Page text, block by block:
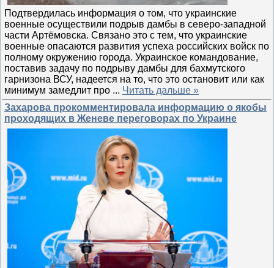
Подтвердилась информация о том, что украинские
военные осуществили подрыв дамбы в северо-западной
части Артёмовска. Связано это с тем, что украинские
военные опасаются развития успеха российских войск по
полному окружению города. Украинское командование,
поставив задачу по подрыву дамбы для бахмутского
гарнизона ВСУ, надеется на то, что это остановит или как
минимум замедлит про ... Читать дальше »
Захарова прокомментировала информацию о якобы
проходящих в Женеве переговорах по Украине